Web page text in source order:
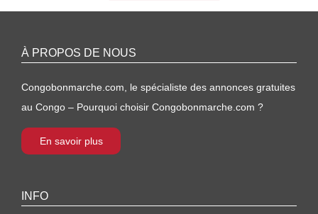
À PROPOS DE NOUS
Congobonmarche.com, le spécialiste des annonces gratuites
au Congo – Pourquoi choisir Congobonmarche.com ?
En savoir plus
INFO